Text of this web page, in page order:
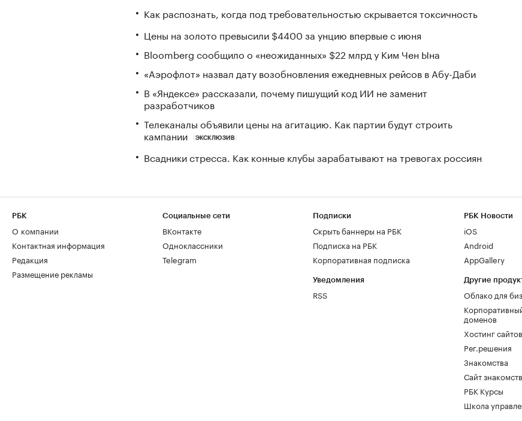
Как распознать, когда под требовательностью скрывается токсичность
Цены на золото превысили $4400 за унцию впервые с июня
Bloomberg сообщило о «неожиданных» $22 млрд у Ким Чен Ына
«Аэрофлот» назвал дату возобновления ежедневных рейсов в Абу-Даби
В «Яндексе» рассказали, почему пишущий код ИИ не заменит
разработчиков
Телеканалы объявили цены на агитацию. Как партии будут строить
кампании
ЭКСКЛЮЗИВ
Всадники стресса. Как конные клубы зарабатывают на тревогах россиян
РБК
О компании
Контактная информация
Редакция
Размещение рекламы
Социальные сети
ВКонтакте
Одноклассники
Telegram
Подписки
Скрыть баннеры на РБК
Подписка на РБК
Корпоративная подписка
Уведомления
RSS
РБК Новости
iOS
Android
AppGallery
Другие
Облако для
доменов
Хостинг сайтов
Рег.решения
Знакомства
Сайт
РБК Курсы
Школа